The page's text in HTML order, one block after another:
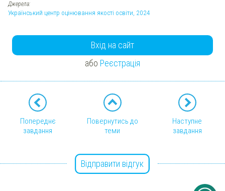
Джерела:
Український центр оцінювання якості освіти, 2024
Вхід на сайт
або Реєстрація
Попереднє
завдання
Повернутись до
теми
Наступне
завдання
Відправити відгук